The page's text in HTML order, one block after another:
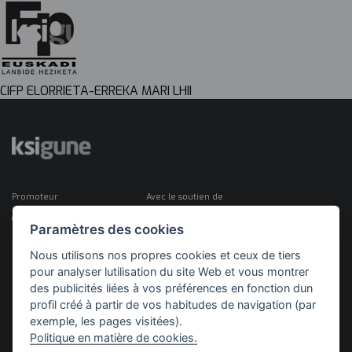
CIFP ELORRIETA-ERREKA MARI LHII
Promoteur Avec le soutien de
©2026 KSIGUNE. Tous droits réservés
Paramètres des cookies
Nous utilisons nos propres cookies et ceux de tiers
pour analyser lutilisation du site Web et vous montrer
des publicités liées à vos préférences en fonction dun
profil créé à partir de vos habitudes de navigation (par
exemple, les pages visitées).
Politique en matière de cookies.